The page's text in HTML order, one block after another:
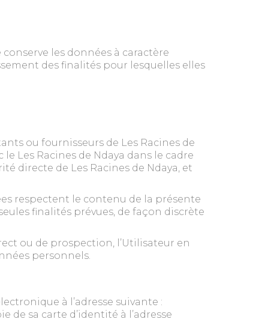
les données à caractère
des finalités pour lesquelles elles
ou fournisseurs de Les Racines de
Les Racines de Ndaya dans le cadre
directe de Les Racines de Ndaya, et
respectent le contenu de la présente
finalités prévues, de façon discrète
ou de prospection, l’Utilisateur en
personnels.
à l’adresse suivante :
sa carte d’identité à l’adresse